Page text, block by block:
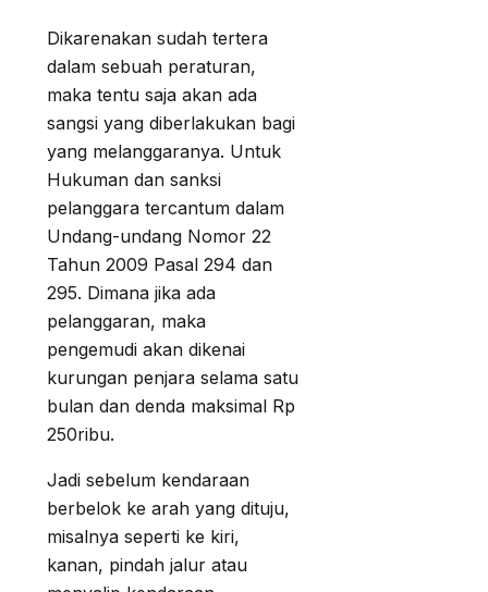
Dikarenakan sudah tertera
dalam sebuah peraturan,
maka tentu saja akan ada
sangsi yang diberlakukan bagi
yang melanggaranya. Untuk
Hukuman dan sanksi
pelanggara tercantum dalam
Undang-undang Nomor 22
Tahun 2009 Pasal 294 dan
295. Dimana jika ada
pelanggaran, maka
pengemudi akan dikenai
kurungan penjara selama satu
bulan dan denda maksimal Rp
250ribu.
Jadi sebelum kendaraan
berbelok ke arah yang dituju,
misalnya seperti ke kiri,
kanan, pindah jalur atau